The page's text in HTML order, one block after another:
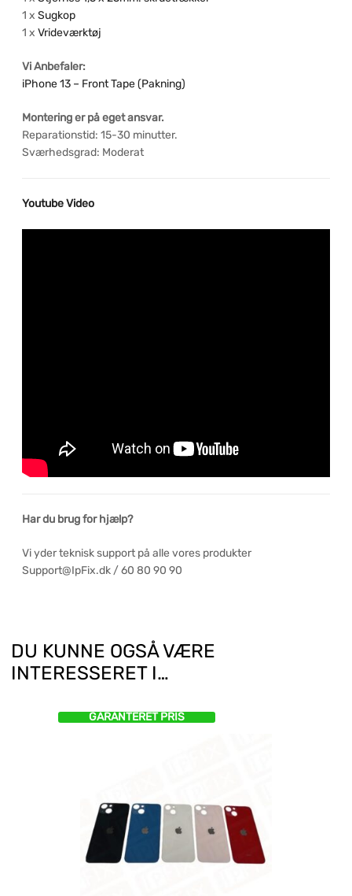
1 x Sugkop
1 x Vrideværktøj
Vi Anbefaler:
iPhone 13 – Front Tape (Pakning)
Montering er på eget ansvar.
Reparationstid: 15-30 minutter.
Sværhedsgrad: Moderat
Youtube Video
Har du brug for hjælp?
Vi yder teknisk support på alle vores produkter
Support@IpFix.dk / 60 80 90 90
DU KUNNE OGSÅ VÆRE
INTERESSERET I…
GARANTERET PRIS